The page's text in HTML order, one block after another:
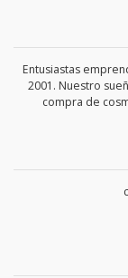
Entusiastas
2001. Nuestro
compra de